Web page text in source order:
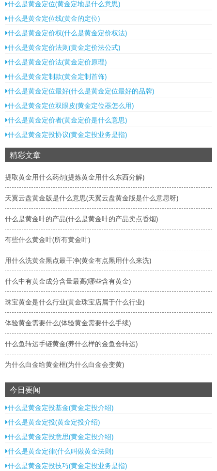
什么是黄金定位(黄金定地是什么意思)
什么是黄金定位线(黄金的定位)
什么是黄金定价权(什么是黄金定价权法)
什么是黄金定价法则(黄金定价法公式)
什么是黄金定价法(黄金定价原理)
什么是黄金定制款(黄金定制首饰)
什么是黄金定位最好(什么是黄金定位最好的品牌)
什么是黄金定位双眼皮(黄金定位器怎么用)
什么是黄金定价者(黄金定价是什么意思)
什么是黄金定投协议(黄金定投业务是指)
精彩文章
提取黄金用什么药剂(提炼黄金用什么东西分解)
天翼云盘黄金版是什么意思(天翼云盘黄金版是什么意思呀)
什么是黄金叶的产品(什么是黄金叶的产品卖点香烟)
有些什么黄金叶(所有黄金叶)
用什么洗黄金黑点最干净(黄金有点黑用什么来洗)
什么中有黄金成分含量最高(哪些含有黄金)
珠宝黄金是什么行业(黄金珠宝店属于什么行业)
体验黄金需要什么(体验黄金需要什么手续)
什么鱼转运手链黄金(养什么样的金鱼会转运)
为什么白金给黄金框(为什么白金会变黄)
今日要闻
什么是黄金定投基金(黄金定投介绍)
什么是黄金定投(黄金定投介绍)
什么是黄金定投意思(黄金定投介绍)
什么是黄金定律(什么叫做黄金法则)
什么是黄金定投技巧(黄金定投业务是指)